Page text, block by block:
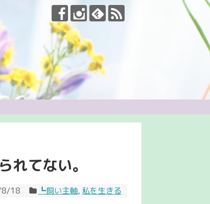
れてない。
18 ┗飼い主軸, 私を生きる